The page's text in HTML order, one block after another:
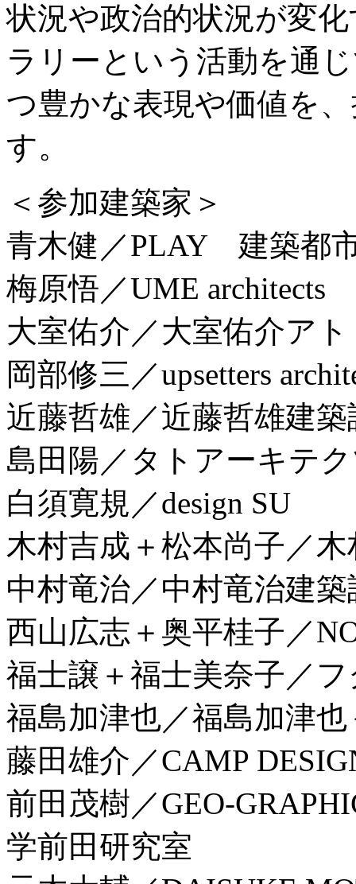
状況や政治的状況が変
ラリーという活動を通
つ豊かな表現や価値を
す。
＜参加建築家＞
青木健／PLAY 建築都
梅原悟／UME architects
大室佑介／大室佑介ア
岡部修三／upsetters
近藤哲雄／近藤哲雄建
島田陽／タトアーキテ
白須寛規／design SU
木村吉成＋松本尚子／
中村竜治／中村竜治建
西山広志＋奥平桂子／
福士譲＋福士美奈子／
福島加津也／福島加津
藤田雄介／CAMP
前田茂樹／GEO-
学前田研究室